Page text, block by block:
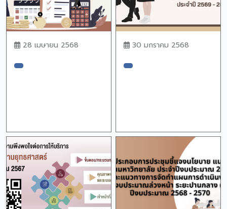
28 เมษายน 2568 30 มกราคม 2568